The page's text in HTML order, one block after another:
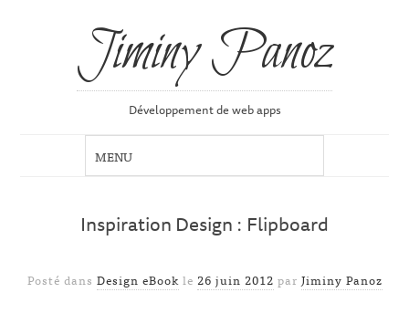
Jiminy Panoz
Développement de web apps
Inspiration Design : Flipboard
Posté dans Design eBook le 26 juin 2012 par Jiminy Panoz